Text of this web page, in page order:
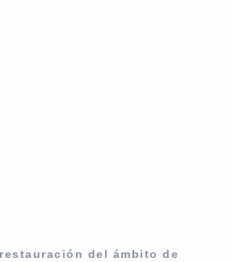
del ámbito de